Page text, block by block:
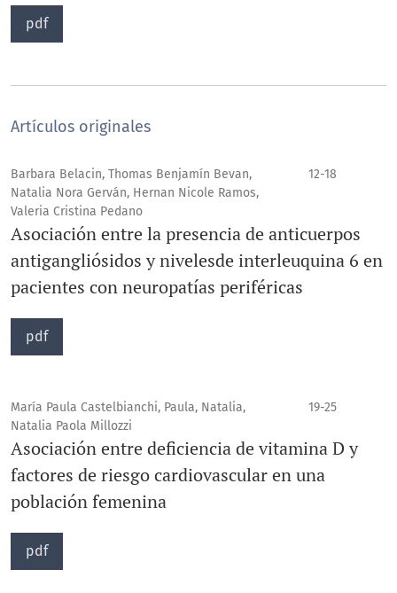
pdf
Artículos originales
Barbara Belacin, Thomas Benjamín Bevan,
Natalia Nora Gerván, Hernan Nicole Ramos,
Valeria Cristina Pedano
12-18
Asociación entre la presencia de anticuerpos
antigangliósidos y nivelesde interleuquina 6 en
pacientes con neuropatías periféricas
pdf
María Paula Castelbianchi, Paula, Natalia,
Natalia Paola Millozzi
19-25
Asociación entre deficiencia de vitamina D y
factores de riesgo cardiovascular en una
población femenina
pdf